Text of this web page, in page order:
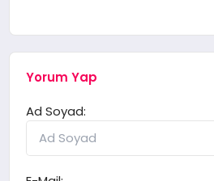
Yorum Yap
Ad Soyad: